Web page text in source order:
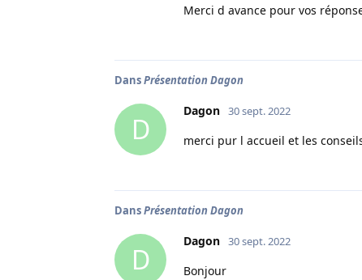
Merci d avance pour vos
DansPrésentation Dagon
D
Dagon 30 sept. 2022
merci pur l accueil et les
DansPrésentation Dagon
D
Dagon 30 sept. 2022
Bonjour